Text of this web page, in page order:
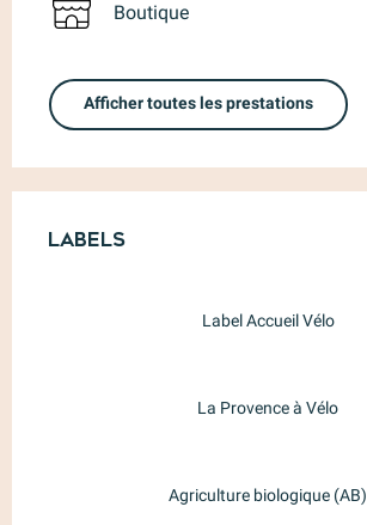
Boutique
Afficher toutes les prestations
Labels
Labels
Label Accueil Vélo
La Provence à Vélo
Agriculture biologique (AB)